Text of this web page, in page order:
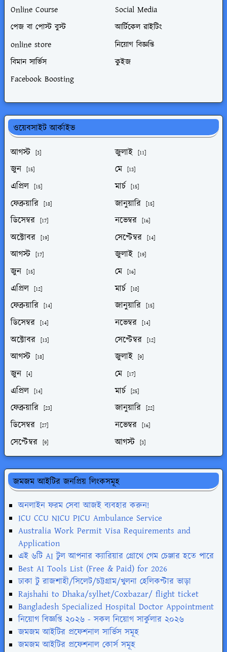
Online Course
Social Media
পেজ বা পোস্ট বুস্ট
আর্টিকেল রাইটিং
online store
নিয়োগ বিজ্ঞপ্তি
বিমান সার্ভিস
কুইজ
Facebook Boosting
ওয়েবসাইট আর্কাইভ
আগস্ট
[3] জুলাই [11]
জুন [15] মে [13]
এপ্রিল [15] মার্চ [15]
ফেব্রুয়ারি [18] জানুয়ারি [15]
ডিসেম্বর [17] নভেম্বর [16]
অক্টোবর [19] সেপ্টেম্বর [14]
আগস্ট [17] জুলাই [19]
জুন [15] মে [16]
এপ্রিল [12] মার্চ [10]
ফেব্রুয়ারি [14] জানুয়ারি [15]
ডিসেম্বর [14] নভেম্বর [14]
অক্টোবর [13] সেপ্টেম্বর [12]
আগস্ট [18] জুলাই [9]
জুন [4] মে [17]
এপ্রিল [14] মার্চ [25]
ফেব্রুয়ারি [23] জানুয়ারি [22]
ডিসেম্বর [27] নভেম্বর [16]
সেপ্টেম্বর [9] আগস্ট [3]
জমজম আইটির জনপ্রিয় লিংকসমূহ
অনলাইন ফরম সেবা আজই ব্যবহার করুন!
ICU CCU NICU PICU Ambulance Service
Australia Work Permit Visa Requirements and
Application
এই ৬টি AI টুল আপনার ক্যারিয়ার গ্রোথে গেম চেঞ্জার হতে পারে
Best AI Tools List (Free & Paid) for 2026
ঢাকা টু রাজশাহী/সিলেট/চট্টগ্রাম/খুলনা হেলিকপ্টার ভাড়া
Rajshahi to Dhaka/sylhet/Coxbazar/ flight ticket
Bangladesh Specialized Hospital Doctor Appointment
নিয়োগ বিজ্ঞপ্তি ২০২৬ - সকল নিয়োগ সার্কুলার ২০২৬
জমজম আইটির প্রফেশনাল সার্ভিস সমূহ
জমজম আইটির প্রফেশনাল কোর্স সমূহ